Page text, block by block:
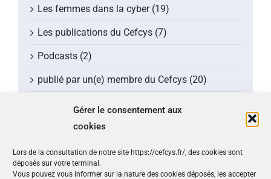
Gérer le consentement aux
cookies
Lors de la consultation de notre site https://cefcys.fr/, des cookies sont
déposés sur votre terminal.
Vous pouvez vous informer sur la nature des cookies déposés, les accepter
Les femmes dans la cyber (19)
Les publications du Cefcys (7)
Podcasts (2)
publié par un(e) membre du Cefcys (20)
Sensibilisation (1)
Vidéos (8)
Les derniers tweets